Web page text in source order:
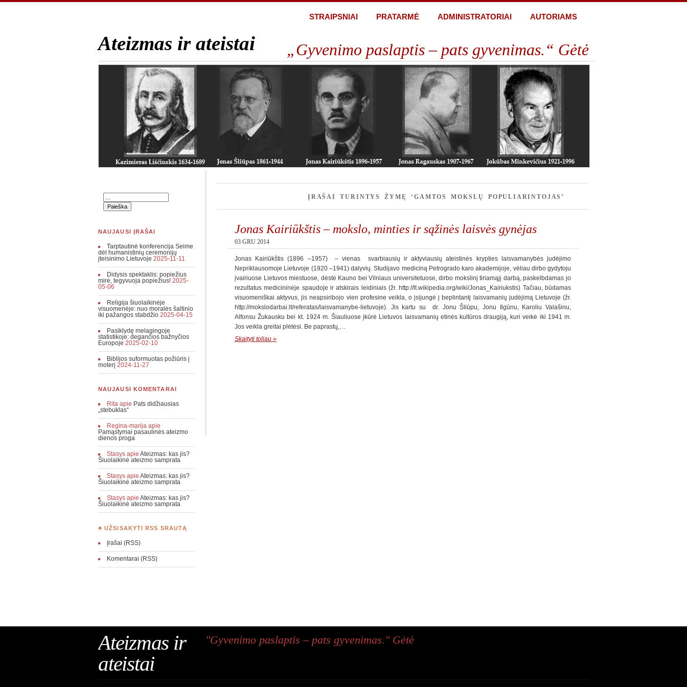
STRAIPSNIAI PRATARMĖ ADMINISTRATORIAI AUTORIAMS
Ateizmas ir ateistai „Gyvenimo paslaptis – pats gyvenimas.“ Gėtė
ĮRAŠAI TURINTYS ŽYMĘ ‘GAMTOS MOKSLŲ POPULIARINTOJAS’
Jonas Kairiūkštis – mokslo, minties ir sąžinės laisvės gynėjas
03 GRU 2014
Jonas Kairiūkštis (1896 –1957) – vienas svarbiausių ir aktyviausių ateistinės krypties laisvamanybės judėjimo
Nepriklausomoje Lietuvoje (1920 –1941) dalyvių. Studijavo mediciną Petrogrado karo akademijoje, vėliau dirbo gydytoju
įvairiuose Lietuvos miestuose, dėstė Kauno bei Vilniaus universitetuose, dirbo mokslinį tiriamąjį darbą, paskelbdamas jo
rezultatus medicininėje spaudoje ir atskirais leidiniais (žr. http://lt.wikipedia.org/wiki/Jonas_Kairiukstis) Tačiau, būdamas
visuomeniškai aktyvus, jis neapsiribojo vien profesine veikla, o įsijungė į beplintantį laisvamanių judėjimą Lietuvoje (žr.
http://mokslodarbai.lt/referatas/laisvamanybe-lietuvoje). Jis kartu su dr. Jonu Šliūpu, Jonu Ilgūnu, Karoliu Valašinu,
Alfonsu Žukausku bei kt. 1924 m. Šiauliuose įkūrė Lietuvos laisvamanių etinės kultūros draugiją, kuri veikė iki 1941 m.
Jos veikla greitai plėtėsi. Be paprastų,…
Skaityti toliau »
NAUJAUSI ĮRAŠAI
Tarptautinė konferencija Seime
dėl humanistinių ceremonijų
įteisinimo Lietuvoje 2025-11-11
Didysis spektaklis: popiežius
mirė, tegyvuoja popiežius! 2025-
05-06
Religija šiuolaikinėje
visuomenėje: nuo moralės šaltinio
iki pažangos stabdžio 2025-04-15
Pasiklydę melagingoje
statistikoje: degančios bažnyčios
Europoje 2025-02-10
Biblijos suformuotas požiūris į
moterį 2024-11-27
NAUJAUSI KOMENTARAI
Rita apie Pats didžiausias
„stebuklas“
Regina-marija apie
Pamąstymai pasaulinės ateizmo
dienos proga
Stasys apieAteizmas: kas jis?
Šiuolaikinė ateizmo samprata
Stasys apieAteizmas: kas jis?
Šiuolaikinė ateizmo samprata
Stasys apieAteizmas: kas jis?
Šiuolaikinė ateizmo samprata
♣ UŽSISAKYTI RSS SRAUTĄ
Įrašai (RSS)
Komentarai (RSS)
Ateizmas ir
ateistai
"Gyvenimo paslaptis – pats gyvenimas." Gėtė